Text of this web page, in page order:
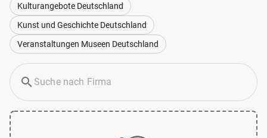
Kulturangebote Deutschland
Kunst und Geschichte Deutschland
Veranstaltungen Museen Deutschland